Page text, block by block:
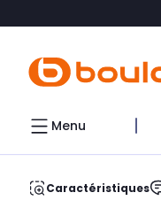
Menu
Caractéristiques